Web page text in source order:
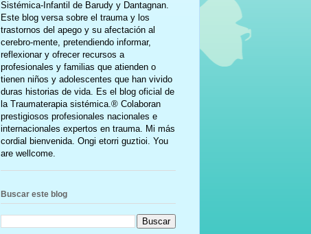
Sistémica-Infantil de Barudy y Dantagnan.
Este blog versa sobre el trauma y los
trastornos del apego y su afectación al
cerebro-mente, pretendiendo informar,
reflexionar y ofrecer recursos a
profesionales y familias que atienden o
tienen niños y adolescentes que han vivido
duras historias de vida. Es el blog oficial de
la Traumaterapia sistémica.® Colaboran
prestigiosos profesionales nacionales e
internacionales expertos en trauma. Mi más
cordial bienvenida. Ongi etorri guztioi. You
are wellcome.
Buscar este blog